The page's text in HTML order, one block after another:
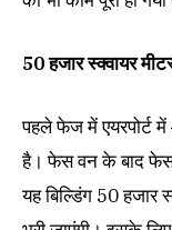
50 हजार स्क्वायर
पहले फेज में एयरपोर्ट
है। फेस वन के बाद फेस
यह बिल्डिंग 50 हजार